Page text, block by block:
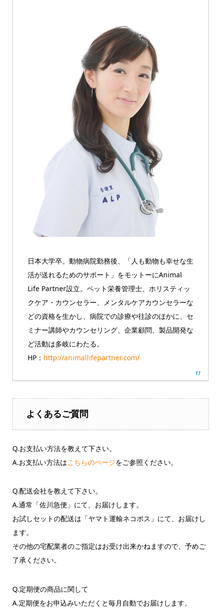
日本大学卒。動物病院勤務後、「人も動物も幸せな生
活が送れるためのサポート」をモットーにAnimal
Life Partner設立。ペット栄養管理士、ホリスティッ
クケア・カウンセラー、メンタルケアカウンセラーな
どの資格を生かし、病院での診療や往診のほかに、セ
ミナー講師やカウンセリング、企業顧問、製品開発な
ど活動は多岐にわたる。
HP： http://animallifepartner.com/
よくあるご質問
Q.お支払い方法を教えて下さい。
A.お支払い方法はこちらのページをご参照ください。
Q.配送会社を教えて下さい。
A.通常「佐川急便」にて、お届けします。
お試しセットの配送は「ヤマト運輸ネコポス」にて、お届けし
ます。
その他の宅配業者のご指定はお受け出来かねますので、予めご
了承ください。
Q.定期便の商品に関して
A.定期便をお申込みいただくと毎月自動でお届けします。